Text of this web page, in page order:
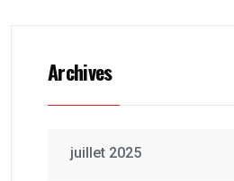
Archives
juillet 2025